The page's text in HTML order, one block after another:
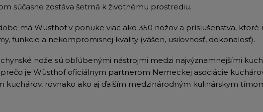
súčasne zostáva šetrná k životnému prostrediu.
má Wüsthof v ponuke viac ako 350 nožov a príslušenstva,
funkcie a nekompromisnej kvality (vášen, usilovnosť, dokonalosť).
nože sú obľúbenými nástrojmi medzi najvýznamnejšími
prečo je Wüsthof oficiálnym partnerom Nemeckej asociácie
kuchárov, rovnako ako aj ďalším medzinárodným kulinárskym